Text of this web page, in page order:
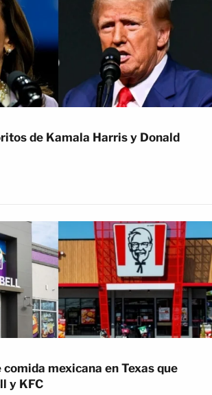
de Kamala Harris y Donald
mexicana en Texas que
y KFC